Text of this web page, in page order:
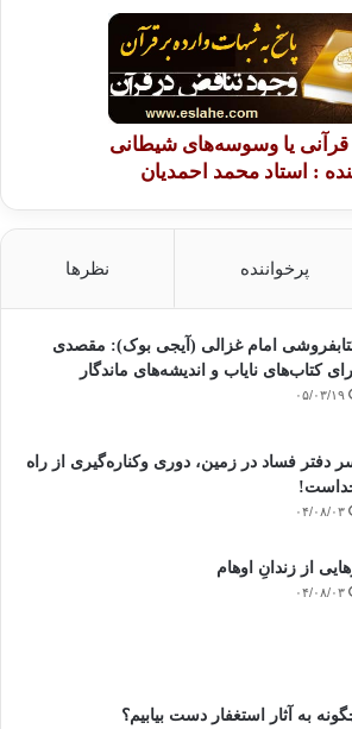
قرآنی یا وسوسه‌های شیطانی
: استاد محمد احمدیان
پرخواننده نظرها
امام غزالی (آیجی بوک): مقصدی
کتاب‌های نایاب و اندیشه‌های ماندگار
۰۵/۰۳/۱۹
دفتر فساد در زمین‌، دوری وکناره‌گیری از راه
۰۴/۰۸/۰۳
از زندانِ اوهام
۰۴/۰۸/۰۳
به آثار استغفار دست بیابیم؟